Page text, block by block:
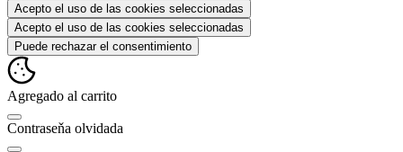
Acepto el uso de las cookies seleccionadas
Acepto el uso de las cookies seleccionadas
Puede rechazar el consentimiento
Agregado al carrito
Contraseňa olvidada